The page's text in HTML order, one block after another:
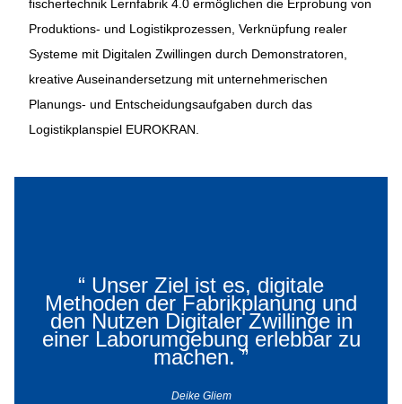
fischertechnik Lernfabrik 4.0 ermöglichen die Erprobung von
Produktions- und Logistikprozessen, Verknüpfung realer
Systeme mit Digitalen Zwillingen durch Demonstratoren,
kreative Auseinandersetzung mit unternehmerischen
Planungs- und Entscheidungsaufgaben durch das
Logistikplanspiel EUROKRAN.
“ Unser Ziel ist es, digitale
Methoden der Fabrikplanung und
den Nutzen Digitaler Zwillinge in
einer Laborumgebung erlebbar zu
machen.”
Deike Gliem